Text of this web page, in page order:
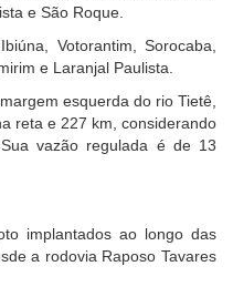
e São Roque.
Votorantim, Sorocaba,
e Laranjal Paulista.
esquerda do rio Tietê,
reta e 227 km, considerando
vazão regulada é de 13
implantados ao longo das
a rodovia Raposo Tavares